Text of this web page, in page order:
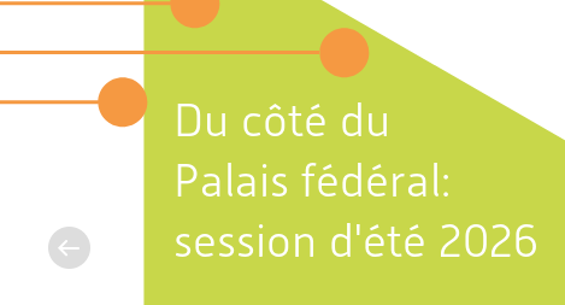
Du côté du
Palais fédéral:
session d'été 2026